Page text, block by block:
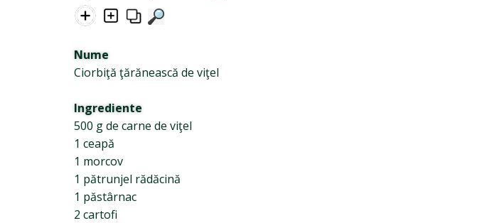
Nume
Ciorbiţă ţărănească de viţel
Ingrediente
500 g de carne de viţel
1 ceapă
1 morcov
1 pătrunjel rădăcină
1 păstârnac
2 cartofi